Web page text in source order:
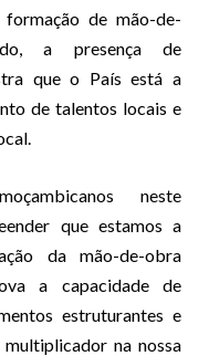
de mão-de-
a presença de
que o País está a
de talentos locais e
neste
que estamos a
da mão-de-obra
a capacidade de
estruturantes e
na nossa